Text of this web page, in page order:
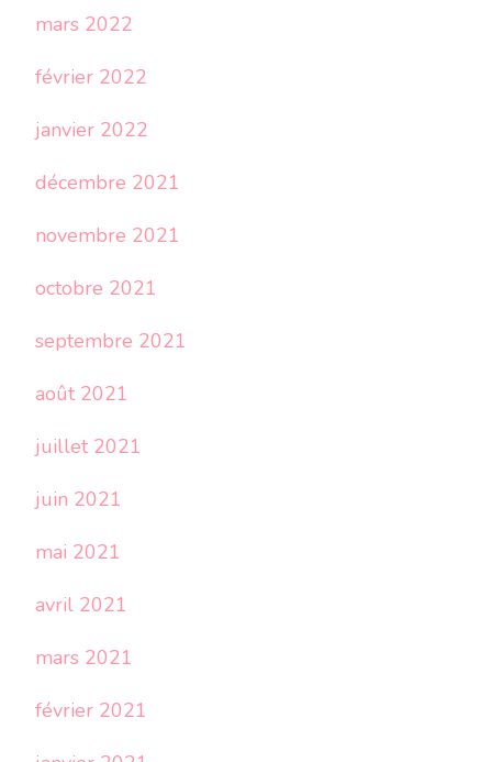
mars 2022
février 2022
janvier 2022
décembre 2021
novembre 2021
octobre 2021
septembre 2021
août 2021
juillet 2021
juin 2021
mai 2021
avril 2021
mars 2021
février 2021